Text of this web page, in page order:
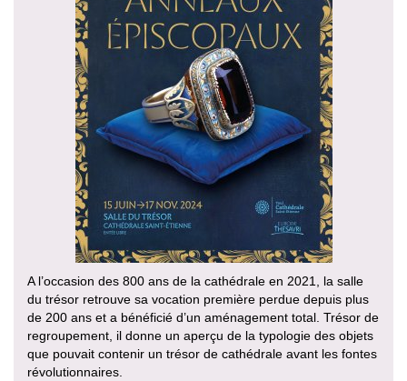
A l’occasion des 800 ans de la cathédrale en 2021, la salle
du trésor retrouve sa vocation première perdue depuis plus
de 200 ans et a bénéficié d’un aménagement total. Trésor de
regroupement, il donne un aperçu de la typologie des objets
que pouvait contenir un trésor de cathédrale avant les fontes
révolutionnaires.